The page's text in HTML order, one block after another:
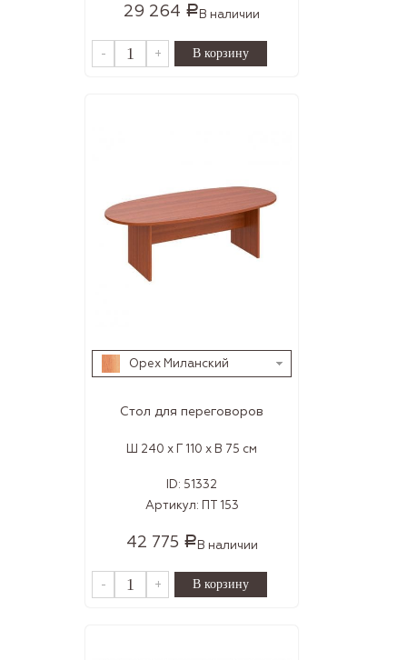
29 264 РВ наличии
- +
Орех Миланский
Стол для переговоров
Ш 240 x Г 110 x В 75 см
ID: 51332
Артикул: ПТ 153
42 775 РВ наличии
- +